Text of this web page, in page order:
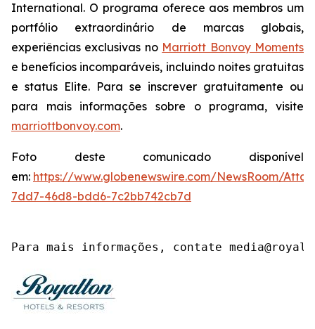
International. O programa oferece aos membros um
portfólio extraordinário de marcas globais,
experiências exclusivas no Marriott Bonvoy Moments
e benefícios incomparáveis, incluindo noites gratuitas
e status Elite. Para se inscrever gratuitamente ou
para mais informações sobre o programa, visite
marriottbonvoy.com.
Foto deste comunicado disponível
em: https://www.globenewswire.com/NewsRoom/
7dd7-46d8-bdd6-7c2bb742cb7d
Para mais informações, contate